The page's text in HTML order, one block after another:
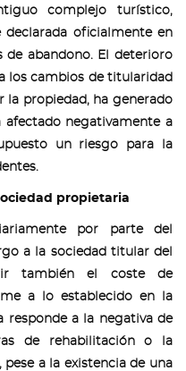
complejo turístico,
oficialmente en
de abandono. El deterioro
los cambios de titularidad
la propiedad, ha generado
negativamente a
un riesgo para la
propietaria
por parte del
a la sociedad titular del
también el coste de
a lo establecido en la
responde a la negativa de
de rehabilitación o la
a la existencia de una